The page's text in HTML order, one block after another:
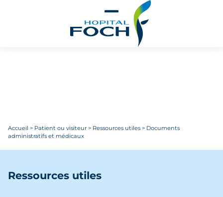
Accueil > Patient ou visiteur > Ressources utiles > Documents
administratifs et médicaux
Ressources utiles